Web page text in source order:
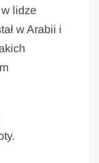
w lidze
w Arabii i